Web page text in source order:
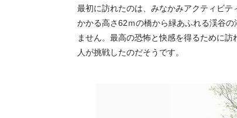
最初に訪れたのは、みなかみアクティビ
かかる高さ62ｍの橋から緑あふれる渓谷
ません。最高の恐怖と快感を得るために
人が挑戦したのだそうです。